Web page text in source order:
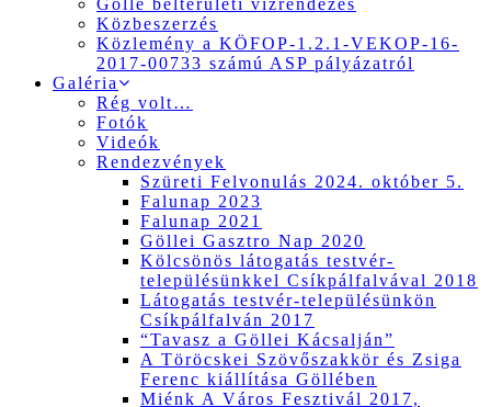
Gölle belterületi vízrendezés
Közbeszerzés
Közlemény a KÖFOP-1.2.1-VEKOP-16-
2017-00733 számú ASP pályázatról
Galéria
Rég volt…
Fotók
Videók
Rendezvények
Szüreti Felvonulás 2024. október 5.
Falunap 2023
Falunap 2021
Göllei Gasztro Nap 2020
Kölcsönös látogatás testvér-
településünkkel Csíkpálfalvával 2018
Látogatás testvér-településünkön
Csíkpálfalván 2017
“Tavasz a Göllei Kácsalján”
A Töröcskei Szövőszakkör és Zsiga
Ferenc kiállítása Göllében
Miénk A Város Fesztivál 2017,